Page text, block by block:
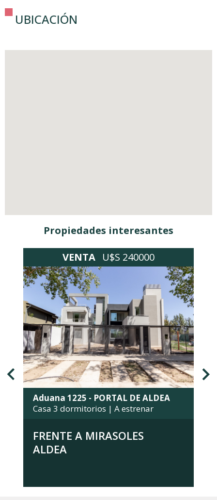
UBICACIÓN
Propiedades interesantes
VENTA U$S 240000
Aduana 1225 - PORTAL DE ALDEA
Casa 3 dormitorios | A estrenar
FRENTE A MIRASOLES
ALDEA